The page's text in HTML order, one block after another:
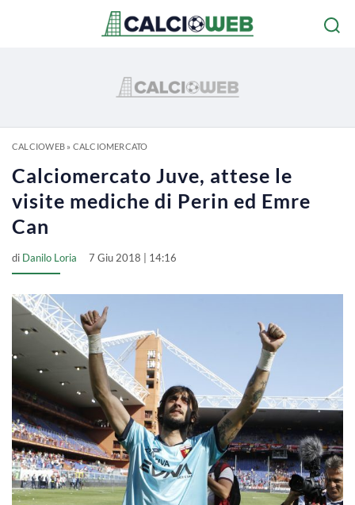
CALCIOWEB» CALCIOMERCATO
Calciomercato Juve, attese le
visite mediche di Perin ed Emre
Can
di Danilo Loria 7 Giu 2018 | 14:16